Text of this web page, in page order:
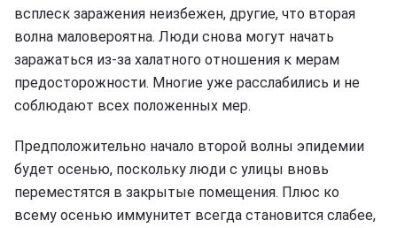
всплеск заражения неизбежен, другие, что вторая
волна маловероятна. Люди снова могут начать
заражаться из-за халатного отношения к мерам
предосторожности. Многие уже расслабились и не
соблюдают всех положенных мер.
Предположительно начало второй волны эпидемии
будет осенью, поскольку люди с улицы вновь
переместятся в закрытые помещения. Плюс ко
всему осенью иммунитет всегда становится слабее,